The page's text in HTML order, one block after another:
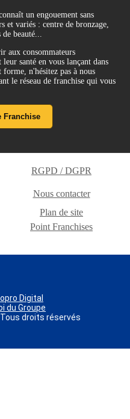
un engouement sans
et variés : centre de bronzage,
beauté...
aux consommateurs
santé en vous lançant dans
n'hésitez pas à nous
le réseau de franchise qui vous
Franchise
RGPD / DGPR
Nous contacter
Plan de site
Point Franchises
Digital
du Groupe
droits réservés